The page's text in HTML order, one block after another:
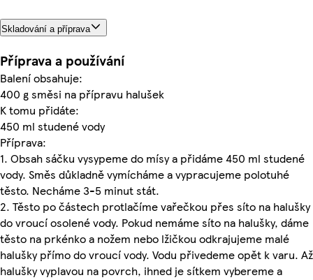
Skladování a příprava
Příprava a používání
Balení obsahuje:
400 g směsi na přípravu halušek
K tomu přidáte:
450 ml studené vody
Příprava:
1. Obsah sáčku vysypeme do mísy a přidáme 450 ml studené
vody. Směs důkladně vymícháme a vypracujeme polotuhé
těsto. Necháme 3-5 minut stát.
2. Těsto po částech protlačíme vařečkou přes síto na halušky
do vroucí osolené vody. Pokud nemáme síto na halušky, dáme
těsto na prkénko a nožem nebo lžičkou odkrajujeme malé
halušky přímo do vroucí vody. Vodu přivedeme opět k varu. Až
halušky vyplavou na povrch, ihned je sítkem vybereme a